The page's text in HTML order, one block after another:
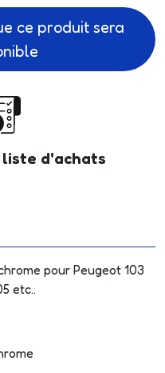
ce produit sera
d'achats
pour Peugeot 103
etc..